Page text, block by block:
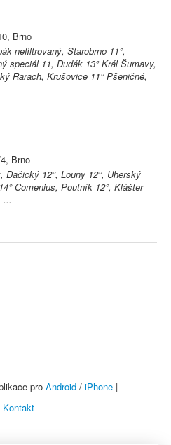
Brno
nefiltrovaný, Starobrno 11°,
speciál 11, Dudák 13° Král Šumavy,
Rarach, Krušovice 11° Pšeničné,
Brno
Dačický 12°, Louny 12°, Uherský
Comenius, Poutník 12°, Klášter
...
pro Android / iPhone |
Kontakt